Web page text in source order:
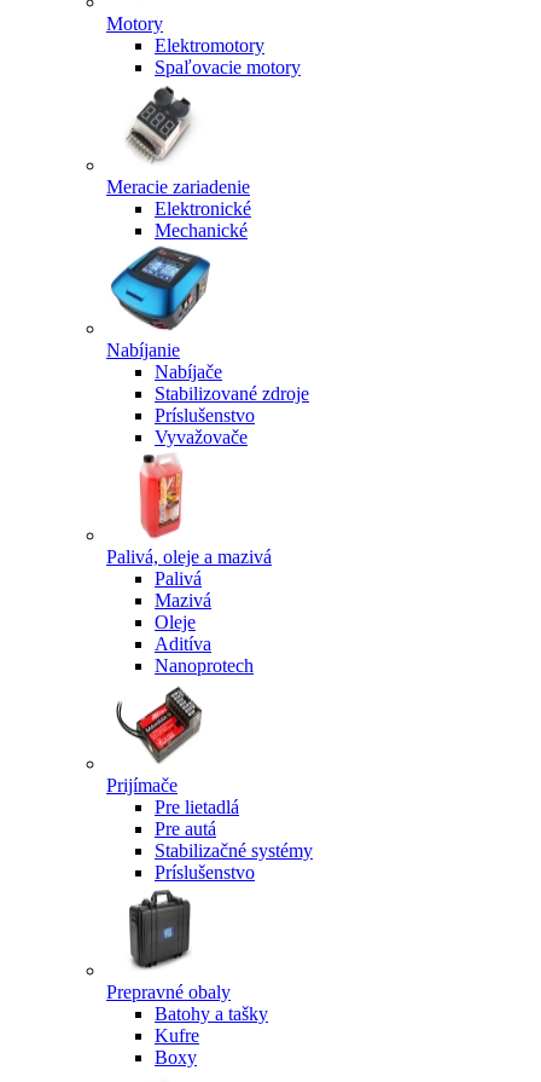
Motory
Elektromotory
Spaľovacie motory
Meracie zariadenie
Elektronické
Mechanické
Nabíjanie
Nabíjače
Stabilizované zdroje
Príslušenstvo
Vyvažovače
Palivá, oleje a mazivá
Palivá
Mazivá
Oleje
Aditíva
Nanoprotech
Prijímače
Pre lietadlá
Pre autá
Stabilizačné systémy
Príslušenstvo
Prepravné obaly
Batohy a tašky
Kufre
Boxy